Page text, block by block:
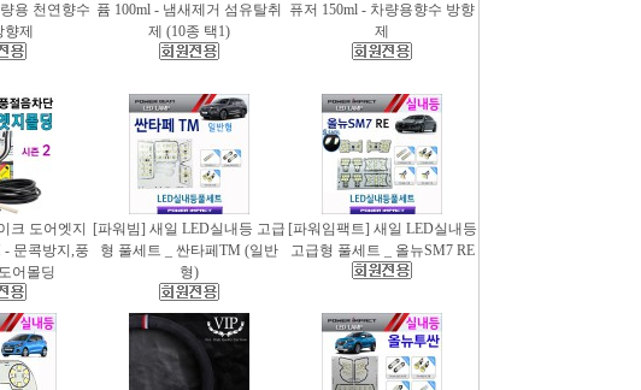
용 천연향수
제
퓸 100ml - 냄새제거 섬유탈취
제 (10종 택1)
퓨저 150ml - 차량용향수 방향
제
크 도어엣지
- 문콕방지,풍
어몰딩
[파워빔] 새일 LED실내등 고급
형 풀세트 _ 싼타페TM (일반
형)
[파워임팩트] 새일 LED실내등
고급형 풀세트 _ 올뉴SM7 RE